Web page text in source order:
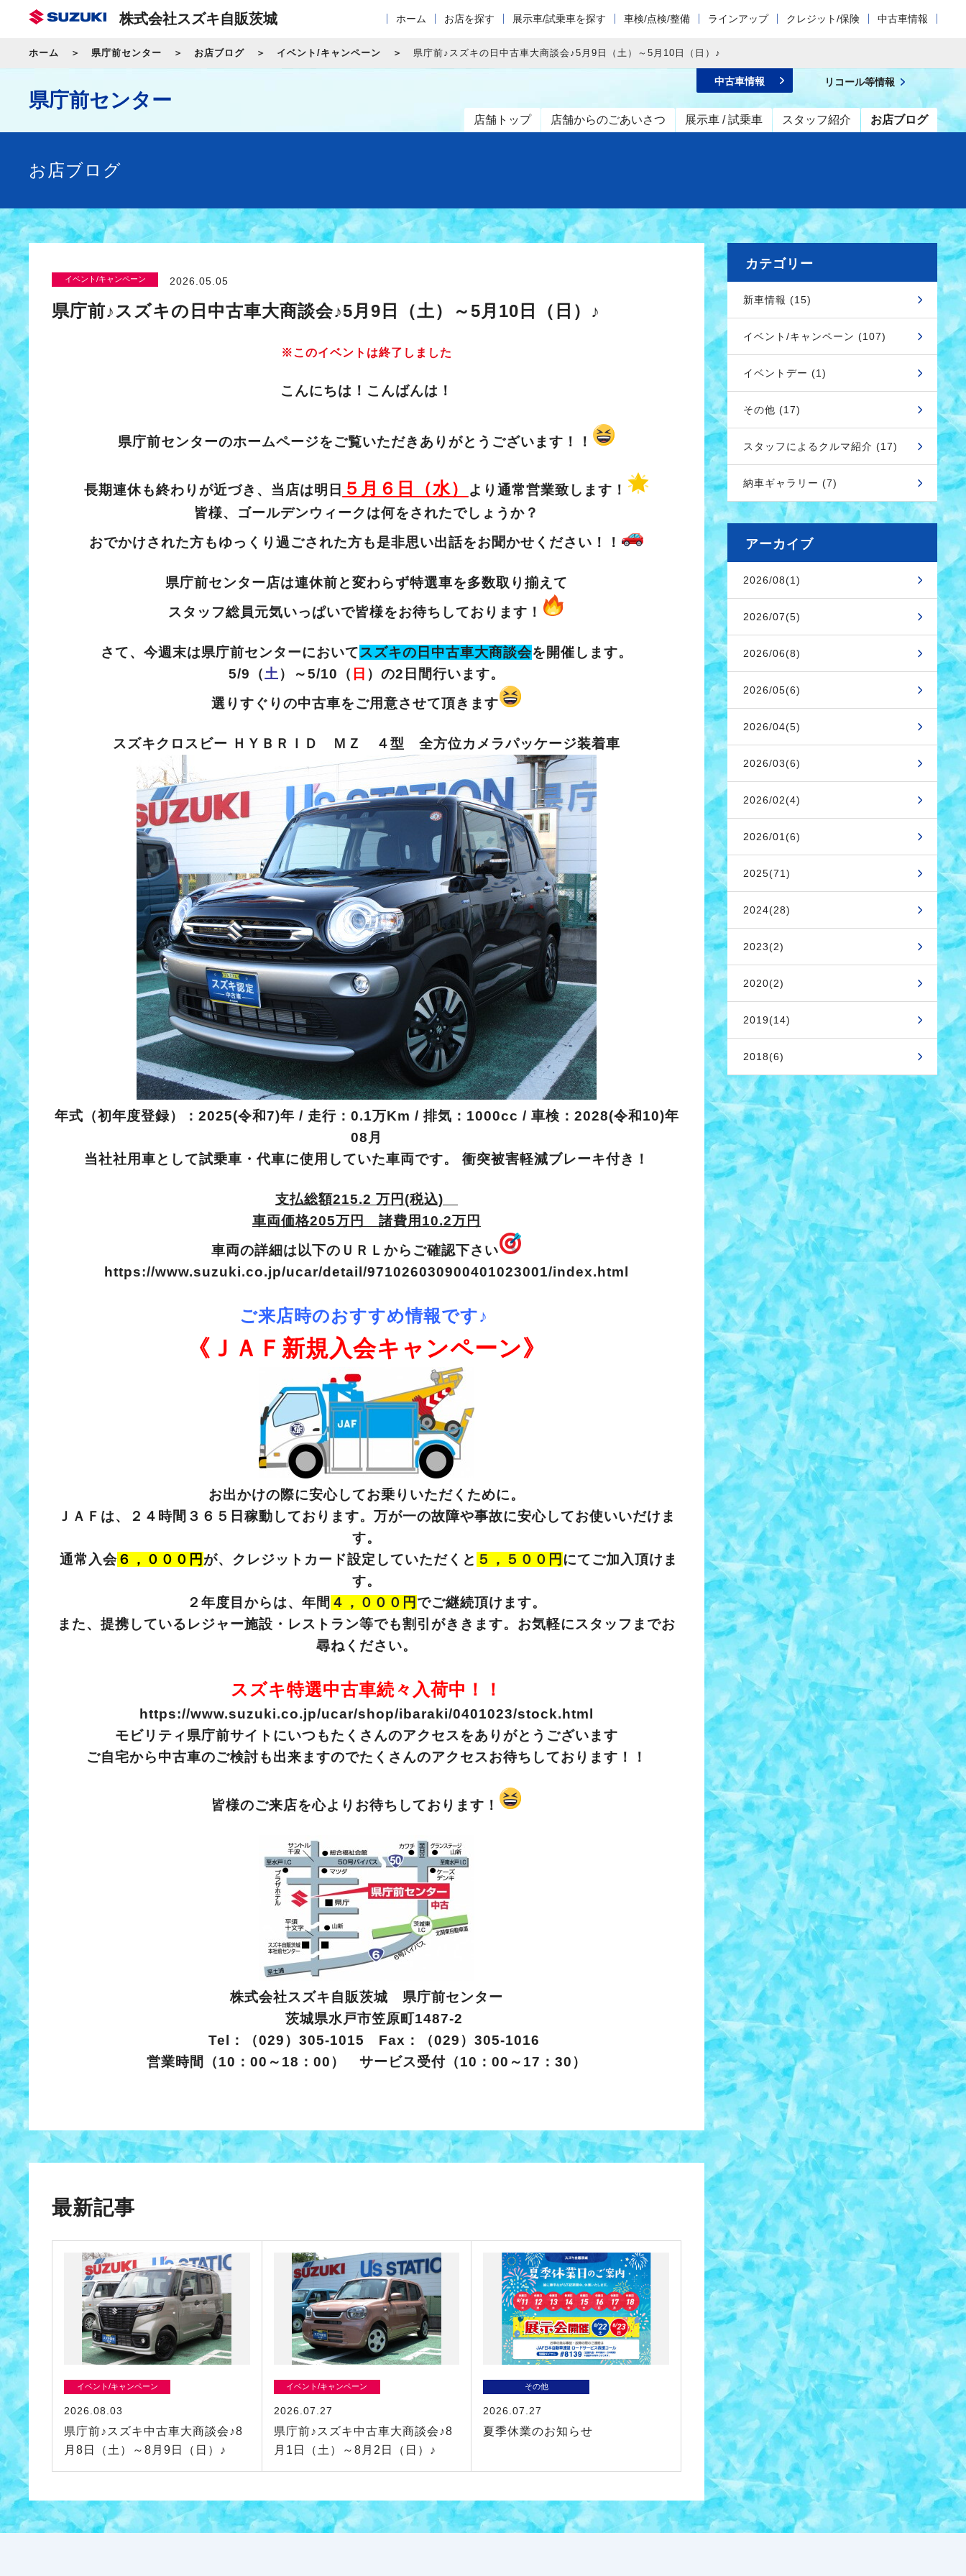
株式会社スズキ自販茨城 ホーム お店を探す 展示車/試乗車を探す 車検/点検/整備 ラインアップ クレジット/保険 中古車情報
ホーム 県庁前センター お店ブログ イベント/キャンペーン 県庁前♪スズキの日中古車大商談会♪5月9日（土）～5月10日（日）♪
県庁前センター
店舗トップ 店舗からのごあいさつ 展示車 / 試乗車 スタッフ紹介 お店ブログ
中古車情報 リコール等情報
お店ブログ
イベント/キャンペーン 2026.05.05
県庁前♪スズキの日中古車大商談会♪5月9日（土）～5月10日（日）♪
※このイベントは終了しました
こんにちは！こんばんは！
県庁前センターのホームページをご覧いただきありがとうございます！！
長期連休も終わりが近づき、当店は明日 ５月６日（水）
より通常営業致します！
皆様、ゴールデンウィークは何をされたでしょうか？
おでかけされた方もゆっくり過ごされた方も是非思い出話をお聞かせください！！
県庁前センター店は連休前と変わらず特選車を多数取り揃えて
スタッフ総員元気いっぱいで皆様をお待ちしております！
さて、今週末は県庁前センターにおいてスズキの日中古車大商談会を開催します。
5/9（ 土）～5/10（ 日 ）の2日間行います。
選りすぐりの中古車をご用意させて頂きます
スズキクロスビー ＨＹＢＲＩＤ ＭＺ ４型 全方位カメラパッケージ装着車
年式（初年度登録）：2025(令和7)年 / 走行：0.1万Km / 排気：1000cc / 車検：2028(令和10)年
08月
当社社用車として試乗車・代車に使用していた車両です。 衝突被害軽減ブレーキ付き！
支払総額215.2 万円(税込)
車両価格205万円 諸費用10.2万円
車両の詳細は以下のＵＲＬからご確認下さい
https://www.suzuki.co.jp/ucar/detail/971026030900401023001/index.html
ご来店時のおすすめ情報です♪
《ＪＡＦ新規入会キャンペーン》
お出かけの際に安心してお乗りいただくために。
ＪＡＦは、２４時間３６５日稼動しております。万が一の故障や事故に安心してお使いいだけま
す。
通常入会６，０００円が、クレジットカード設定していただくと ５，５００円 にてご加入頂けま
す。
２年度目からは、年間 ４，０００円 でご継続頂けます。
また、提携しているレジャー施設・レストラン等でも割引がききます。お気軽にスタッフまでお
尋ねください。
スズキ特選中古車続々入荷中！！
https://www.suzuki.co.jp/ucar/shop/ibaraki/0401023/stock.html
モビリティ県庁前サイトにいつもたくさんのアクセスをありがとうございます
ご自宅から中古車のご検討も出来ますのでたくさんのアクセスお待ちしております！！
皆様のご来店を心よりお待ちしております！
株式会社スズキ自販茨城 県庁前センター
茨城県水戸市笠原町1487-2
Tel：（029）305-1015 Fax：（029）305-1016
営業時間（10：00～18：00） サービス受付（10：00～17：30）
最新記事
イベント/キャンペーン
2026.08.03
県庁前♪スズキ中古車大商談会♪8
月8日（土）～8月9日（日）♪
イベント/キャンペーン
2026.07.27
県庁前♪スズキ中古車大商談会♪8
月1日（土）～8月2日（日）♪
その他
2026.07.27
夏季休業のお知らせ
カテゴリー
新車情報 (15)
イベント/キャンペーン (107)
イベントデー (1)
その他 (17)
スタッフによるクルマ紹介 (17)
納車ギャラリー (7)
アーカイブ
2026/08(1)
2026/07(5)
2026/06(8)
2026/05(6)
2026/04(5)
2026/03(6)
2026/02(4)
2026/01(6)
2025(71)
2024(28)
2023(2)
2020(2)
2019(14)
2018(6)